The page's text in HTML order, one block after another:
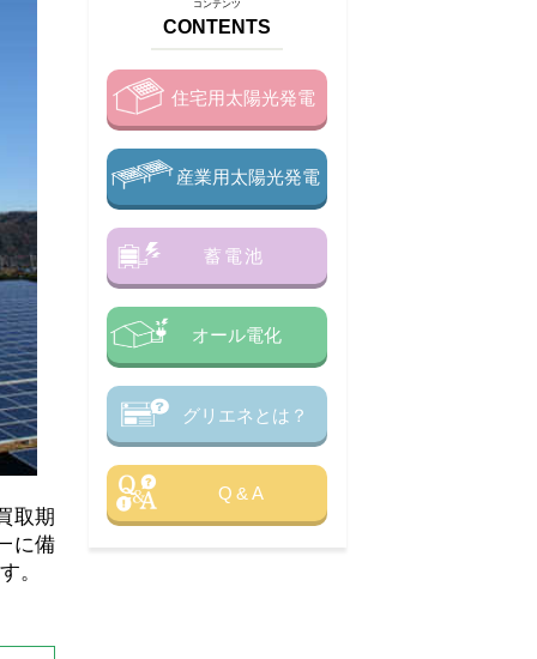
取期
に備
。
コンテンツ
CONTENTS
住宅用太陽光発電
産業用太陽光発電
蓄電池
オール電化
グリエネとは？
Q&A